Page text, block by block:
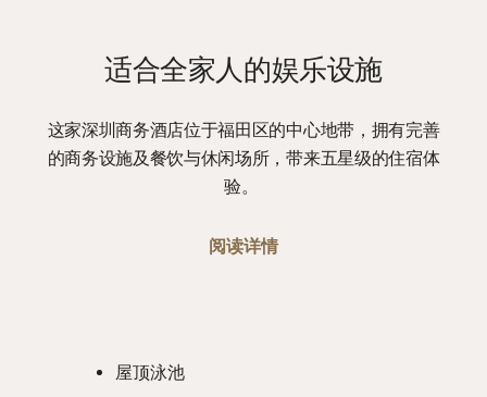
适合全家人的娱乐设施
这家深圳商务酒店位于福田区的中心地带，拥有完善
的商务设施及餐饮与休闲场所，带来五星级的住宿体
验。
阅读详情
屋顶泳池